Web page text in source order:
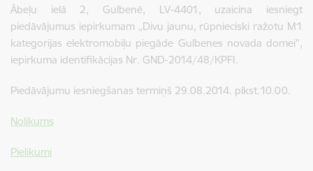
Ābeļu ielā 2, Gulbenē, LV-4401, uzaicina iesniegt
piedāvājumus iepirkumam „Divu jaunu, rūpnieciski ražotu M1
kategorijas elektromobiļu piegāde Gulbenes novada domei",
iepirkuma identifikācijas Nr. GND-2014/48/KPFI.
Piedāvājumu iesniegšanas termiņš 29.08.2014. plkst.10.00.
Nolikums
Pielikumi